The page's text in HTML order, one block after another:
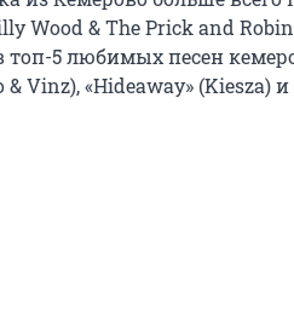
Wood & The Prick and
5 любимых песен
& Vinz), «Hideaway»